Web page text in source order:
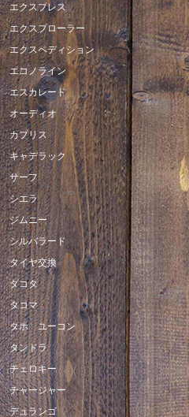
エクスプレス
エクスプローラー
エクスペディション
エコノライン
エスカレード
オーディオ
カプリス
キャデラック
サーフ
シエラ
ジムニー
シルバラード
タイヤ交換
ダコタ
タコマ
タホ ユーコン
タンドラ
チェロキー
チャージャー
デュランゴ